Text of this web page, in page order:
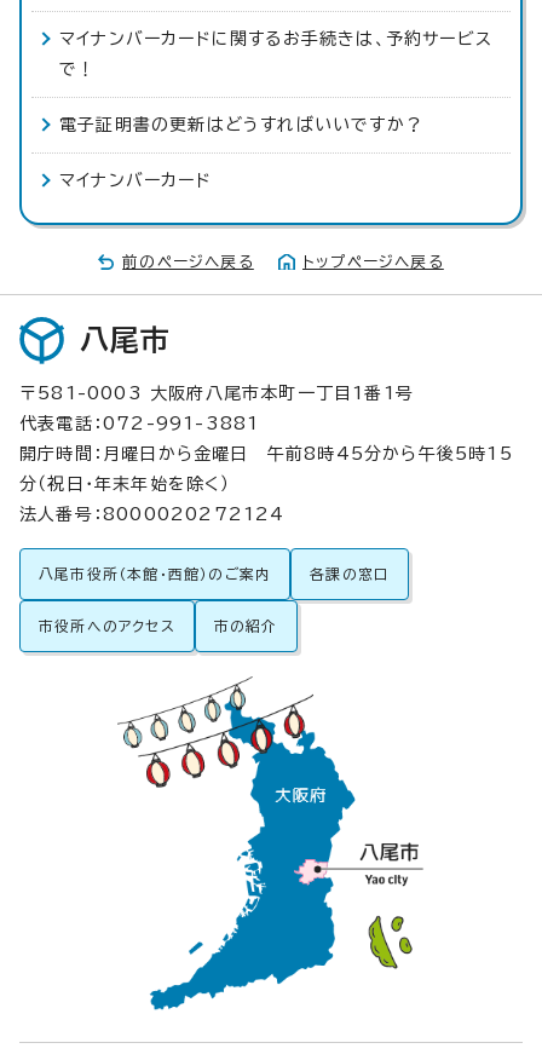
マイナンバーカードに関するお手続きは、予約サービス
で！
電子証明書の更新はどうすればいいですか？
マイナンバーカード
前のページへ戻る トップページへ戻る
八尾市
〒581-0003 大阪府八尾市本町一丁目1番1号
代表電話：072-991-3881
開庁時間：月曜日から金曜日 午前8時45分から午後5時15
分（祝日・年末年始を除く）
法人番号：8000020272124
八尾市役所（本館・西館）のご案内 各課の窓口
市役所へのアクセス 市の紹介